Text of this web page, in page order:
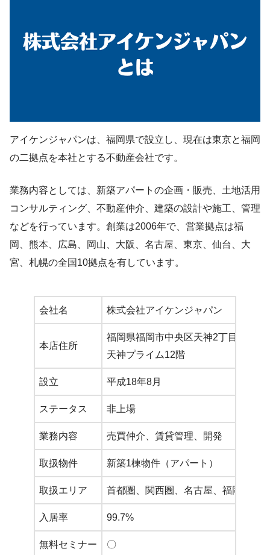
アイケンジャパンは、福岡県で設立し、現在は東京と福岡
の二拠点を本社とする不動産会社です。
業務内容としては、新築アパートの企画・販売、土地活用
コンサルティング、不動産仲介、建築の設計や施工、管理
などを行っています。創業は2006年で、営業拠点は福
岡、熊本、広島、岡山、大阪、名古屋、東京、仙台、大
宮、札幌の全国10拠点を有しています。
会社名 株式会社アイケンジャパン
本店住所
福岡県福岡市中央区天神2丁目7番
天神プライム12階
設立 平成18年8月
ステータス 非上場
業務内容 売買仲介、賃貸管理、開発
取扱物件 新築1棟物件（アパート）
取扱エリア 首都圏、関西圏、名古屋、福岡、仙
入居率 99.7%
無料セミナー 〇